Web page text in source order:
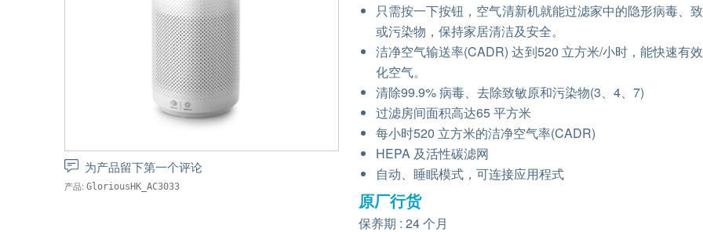
为产品留下第一个评论
产品: GloriousHK_AC3033
只需按一下按钮，空气清新机就能过滤家中的隐形病毒、
或污染物，保持家居清洁及安全。
洁净空气输送率(CADR) 达到520 立方米/小时，能快速有
化空气。
清除99.9% 病毒、去除致敏原和污染物(3、4、7)
过滤房间面积高达65 平方米
每小时520 立方米的洁净空气率(CADR)
HEPA 及活性碳滤网
自动、睡眠模式，可连接应用程式
原厂行货
保养期 : 24 个月